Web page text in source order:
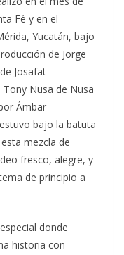
Fé y en el
Yucatán, bajo
de Jorge
Josafat
Nusa de Nusa
Ámbar
bajo la batuta
mezcla de
fresco, alegre, y
de principio a
donde
historia con